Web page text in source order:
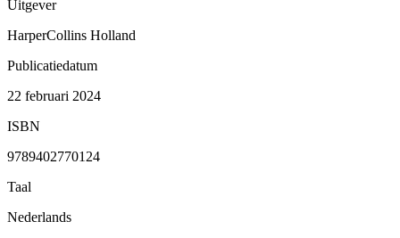
Uitgever
HarperCollins Holland
Publicatiedatum
22 februari 2024
ISBN
9789402770124
Taal
Nederlands